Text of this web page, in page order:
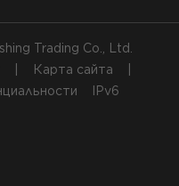
Trading Co., Ltd.
Карта сайта
IPv6